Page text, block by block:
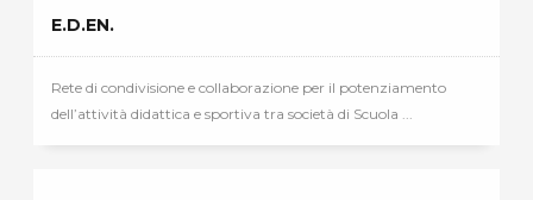
E.D.EN.
Rete di condivisione e collaborazione per il potenziamento
dell’attività didattica e sportiva tra società di Scuola ...